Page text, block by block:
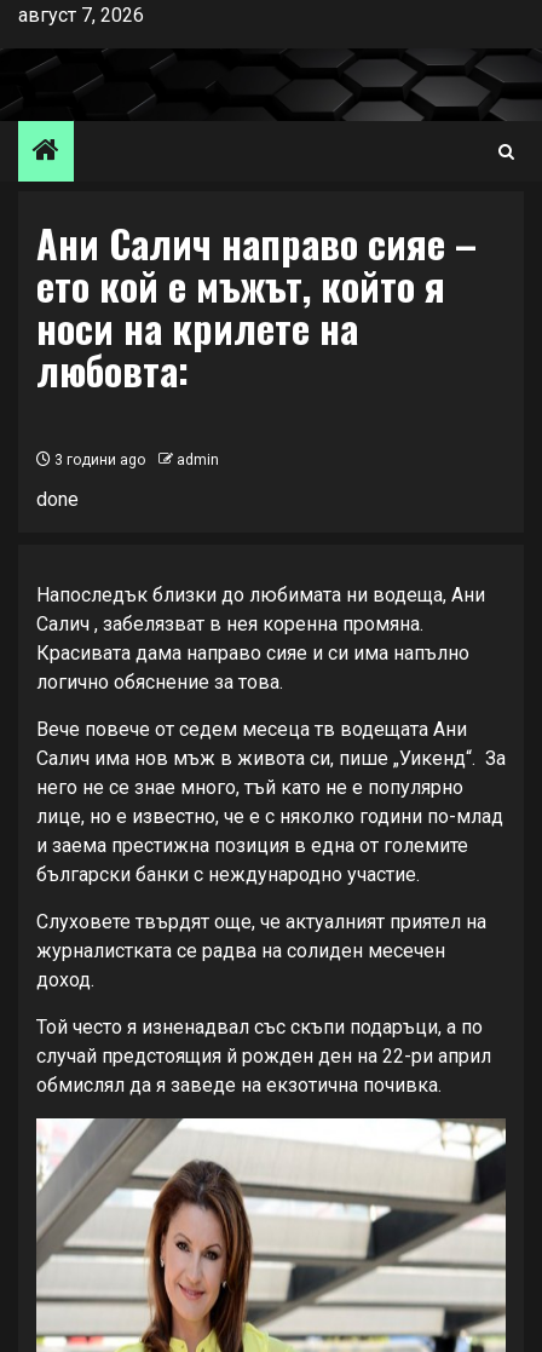
Skip
content
август 7, 2026
Ани Салич направо сияе –
ето кой е мъжът, който я
носи на крилете на
любовта:
3 години ago admin
done
Напоследък близки до любимата ни водеща, Ани
Салич , забелязват в нея коренна промяна.
Красивата дама направо сияе и си има напълно
логично обяснение за това.
Вече повече от седем месеца тв водещата Ани
Салич има нов мъж в живота си, пише „Уикенд“. За
него не се знае много, тъй като не е популярно
лице, но е известно, че е с няколко години по-млад
и заема престижна позиция в една от големите
български банки с неждународно участие.
Слуховете твърдят още, че актуалният приятел на
журналистката се радва на солиден месечен
доход.
Той често я изненадвал със скъпи подаръци, а по
случай предстоящия й рожден ден на 22-ри април
обмислял да я заведе на екзотична почивка.